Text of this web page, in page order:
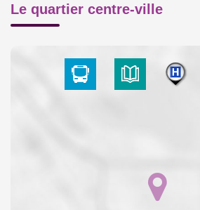
Le quartier centre-ville